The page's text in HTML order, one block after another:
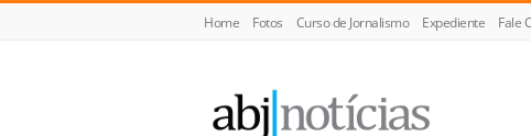
Home Fotos Curso de Jornalismo Expediente Fale